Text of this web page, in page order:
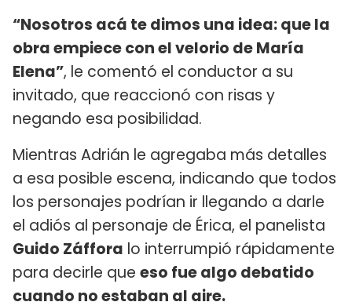
“Nosotros acá te dimos una idea: que la
obra empiece con el velorio de María
Elena”, le comentó el conductor a su
invitado, que reaccionó con risas y
negando esa posibilidad.
Mientras Adrián le agregaba más detalles
a esa posible escena, indicando que todos
los personajes podrían ir llegando a darle
el adiós al personaje de Érica, el panelista
Guido Záffora lo interrumpió rápidamente
para decirle que eso fue algo debatido
cuando no estaban al aire.